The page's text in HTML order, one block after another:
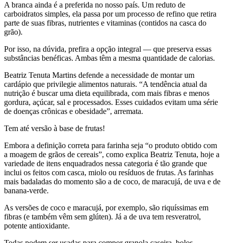
A branca ainda é a preferida no nosso país. Um reduto de
carboidratos simples, ela passa por um processo de refino que retira
parte de suas fibras, nutrientes e vitaminas (contidos na casca do
grão).
Por isso, na dúvida, prefira a opção integral — que preserva essas
substâncias benéficas. Ambas têm a mesma quantidade de calorias.
Beatriz Tenuta Martins defende a necessidade de montar um
cardápio que privilegie alimentos naturais. “A tendência atual da
nutrição é buscar uma dieta equilibrada, com mais fibras e menos
gordura, açúcar, sal e processados. Esses cuidados evitam uma série
de doenças crônicas e obesidade”, arremata.
Tem até versão à base de frutas!
Embora a definição correta para farinha seja “o produto obtido com
a moagem de grãos de cereais”, como explica Beatriz Tenuta, hoje a
variedade de itens enquadrados nessa categoria é tão grande que
inclui os feitos com casca, miolo ou resíduos de frutas. As farinhas
mais badaladas do momento são a de coco, de maracujá, de uva e de
banana-verde.
As versões de coco e maracujá, por exemplo, são riquíssimas em
fibras (e também vêm sem glúten). Já a de uva tem resveratrol,
potente antioxidante.